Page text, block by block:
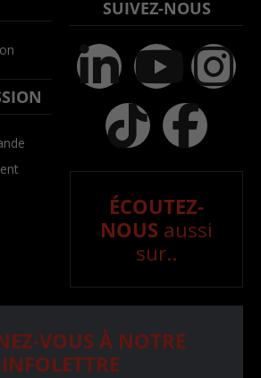
SUIVEZ-NOUS
ÉCOUTEZ-
NOUS aussi
sur..
VOUS À NOTRE
INFOLETTRE